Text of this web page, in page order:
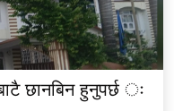
छानबिन हुनुपर्छ ः